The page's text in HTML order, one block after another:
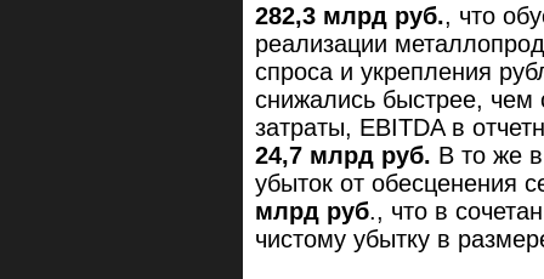
282,3 млрд руб., что
реализации
спроса и укрепления
снижались быстрее, чем
затраты, EBITDA в
24,7 млрд руб. В то же
убыток от обесценения
млрд руб., что в
чистому убытку в